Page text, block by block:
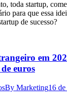
toda startup,
para que essa
de sucesso?
em
euros
By Marketing16